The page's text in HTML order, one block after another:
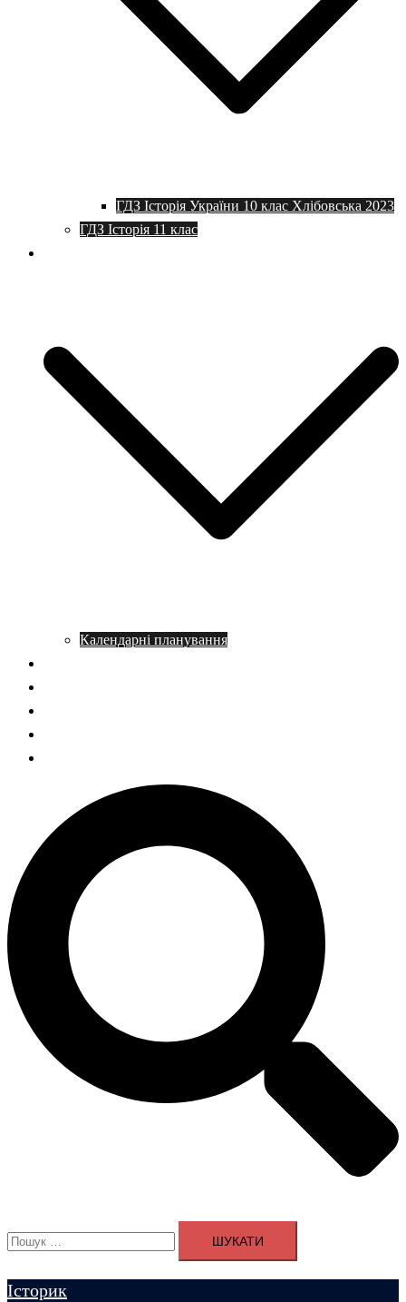
ГДЗ Історія України 10 клас Хлібовська 2023
ГДЗ Історія 11 клас
Календарні планування
Пошук:
Історик